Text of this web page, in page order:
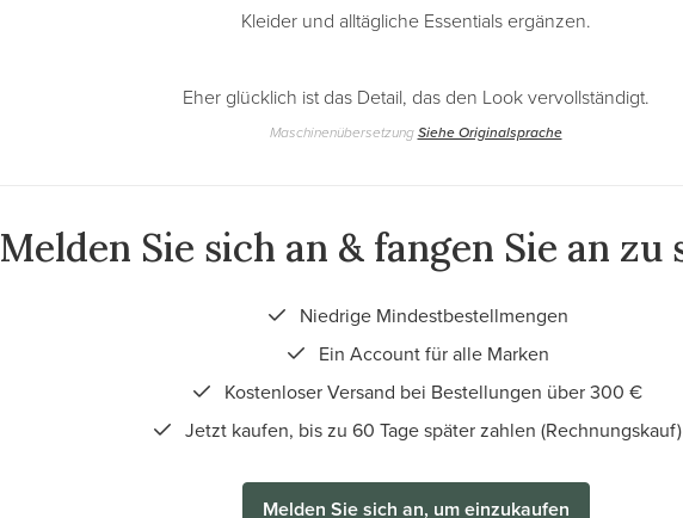
Kleider und alltägliche Essentials ergänzen.
Eher glücklich ist das Detail, das den Look vervollständigt.
MaschinenübersetzungSiehe Originalsprache
Melden Sie sich an & fangen Sie an zu
Niedrige Mindestbestellmengen
Ein Account für alle Marken
Kostenloser Versand bei Bestellungen über 300 €
Jetzt kaufen, bis zu 60 Tage später zahlen (Rechnungskauf)
Melden Sie sich an, um einzukaufen